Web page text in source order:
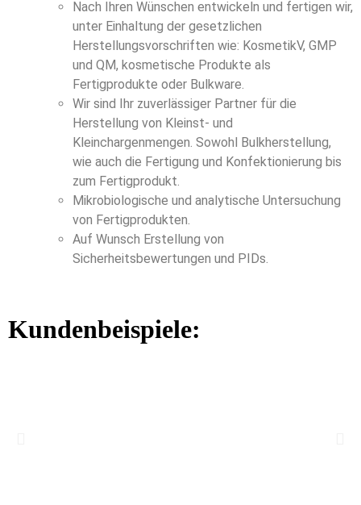
Nach Ihren Wünschen entwickeln und fertigen wir,
unter Einhaltung der gesetzlichen
Herstellungsvorschriften wie: KosmetikV, GMP
und QM, kosmetische Produkte als
Fertigprodukte oder Bulkware.
Wir sind Ihr zuverlässiger Partner für die
Herstellung von Kleinst- und
Kleinchargenmengen. Sowohl Bulkherstellung,
wie auch die Fertigung und Konfektionierung bis
zum Fertigprodukt.
Mikrobiologische und analytische Untersuchung
von Fertigprodukten.
Auf Wunsch Erstellung von
Sicherheitsbewertungen und PIDs.
Kundenbeispiele: